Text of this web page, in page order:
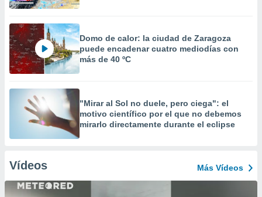
Domo de calor: la ciudad de Zaragoza
puede encadenar cuatro mediodías con
más de 40 ºC
"Mirar al Sol no duele, pero ciega": el
motivo científico por el que no debemos
mirarlo directamente durante el eclipse
Vídeos Más Vídeos